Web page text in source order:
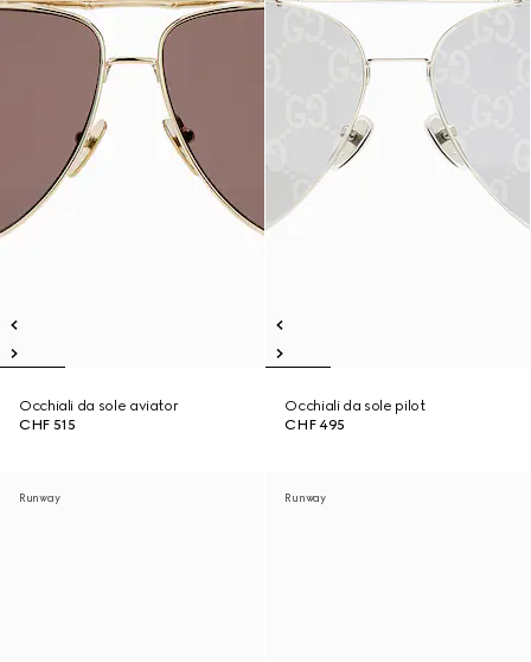
Occhiali da sole aviator
CHF 515
Occhiali da sole pilot
CHF 495
Runway Runway